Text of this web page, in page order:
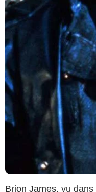
Brion James, vu dans